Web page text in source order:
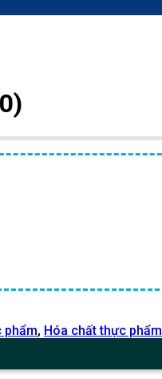
phẩm, Hóa chất thực phẩm